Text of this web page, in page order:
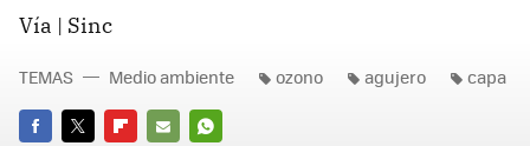
Vía | Sinc
TEMAS Medio ambiente ozono agujero capa